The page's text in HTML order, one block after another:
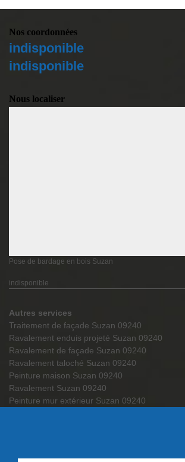
Nos coordonnées
indisponible
indisponible
Nous localiser
Pose de bardage en bois Suzan
indisponible
Autres services
Traitement de façade Suzan 09240
Ravalement enduis projeté Suzan 09240
Ravalement de façade Suzan 09240
Ravalement taloché Suzan 09240
Peinture maison Suzan 09240
Ravalement Suzan 09240
Peinture mur extérieur Suzan 09240